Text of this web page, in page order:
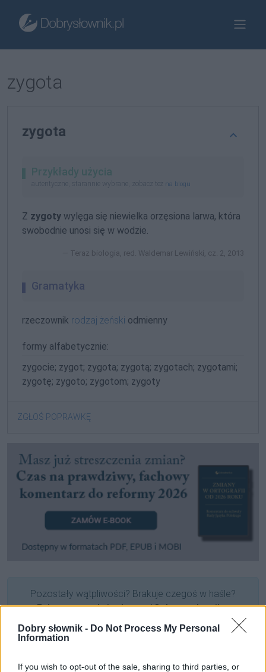
Dobry słownik - Do Not Process My Personal
Information
If you wish to opt-out of the sale, sharing to third parties, or
zygota
zygota
Przykłady użycia
autentyczne, starannie wybrane, zobacz też na blogu
Z zygoty wylęga się niewielka orzęsiona larwa, która
swobodnie unosi się w wodzie.
Teraz biologia, red. Waldemar Lewiński, cz. 2, 2013
Gramatyka
rzeczownik rodzaj żeński odmienny
formy alfabetycznie:
zygocie; zygot; zygota; zygotą; zygotach; zygotami;
zygotę; zygoto; zygotom; zygoty
ZGŁOŚ POPRAWKĘ
Pozostały wątpliwości? Brakuje czegoś w haśle?
Zobacz, co zyskują abonenci Dobrego słownika.
SPRAWDŹ